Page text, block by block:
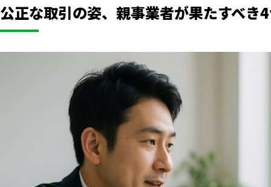
公正な取引の姿、親事業者が果たすべき